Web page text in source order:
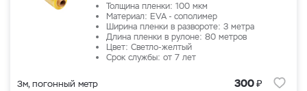
Толщина пленки: 100 мкм
Материал: EVA - сополимер
Ширина пленки в развороте: 3 метра
Длина пленки в рулоне: 80 метров
Цвет: Светло-желтый
Срок службы: от 7 лет
3м, погонный метр 300₽